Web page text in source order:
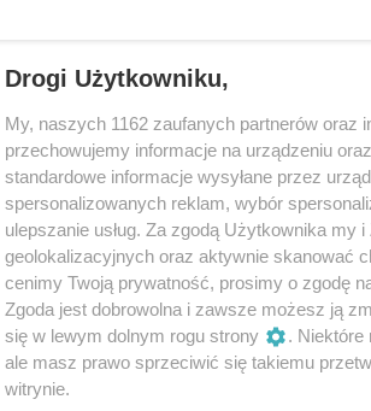
– dr Michalina Czarnota
Drogi Użytkowniku,
My, naszych 1162 zaufanych partnerów
przechowujemy informacje na urządzeniu
standardowe informacje wysyłane przez
spersonalizowanych reklam, wybór
ulepszanie usług. Za zgodą Użytkownika my
geolokalizacyjnych oraz aktywnie skanować
cenimy Twoją prywatność, prosimy o zgodę
Zgoda jest dobrowolna i zawsze możesz ją
się w lewym dolnym rogu strony
.
ale masz prawo sprzeciwić się takiemu
witrynie.